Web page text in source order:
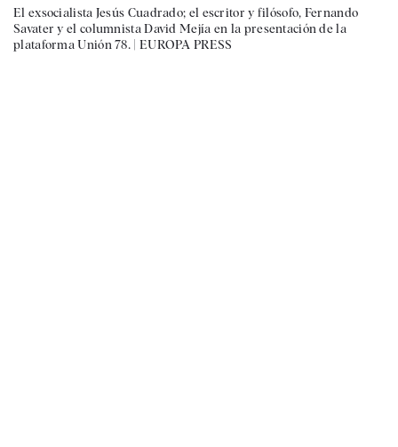
El exsocialista Jesús Cuadrado; el escritor y filósofo, Fernando
Savater y el columnista David Mejía en la presentación de la
plataforma Unión 78. | EUROPA PRESS